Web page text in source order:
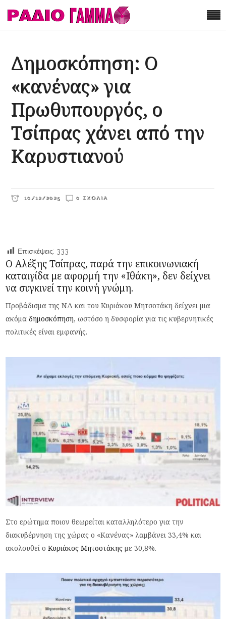
Δημοσκόπηση: Ο
«κανένας» για
Πρωθυπουργός, ο
Τσίπρας χάνει από την
Καρυστιανού
10/12/2025 0 ΣΧΌΛΙΑ
Επισκέψεις: 333
Ο Αλέξης Τσίπρας, παρά την επικοινωνιακή
καταιγίδα με αφορμή την «Ιθάκη», δεν δείχνει
να συγκινεί την κοινή γνώμη.
Προβάδισμα της ΝΔ και του Κυριάκου Μητσοτάκη δείχνει μια
ακόμαδημοσκόπηση, ωστόσο η δυσφορία για τις κυβερνητικές
πολιτικές είναι εμφανής.
Στο ερώτημα ποιον θεωρείται καταλληλότερο για την
διακυβέρνηση της χώρας ο «Κανένας» λαμβάνει 33,4% και
ακολουθεί οΚυριάκος Μητσοτάκης με 30,8%.